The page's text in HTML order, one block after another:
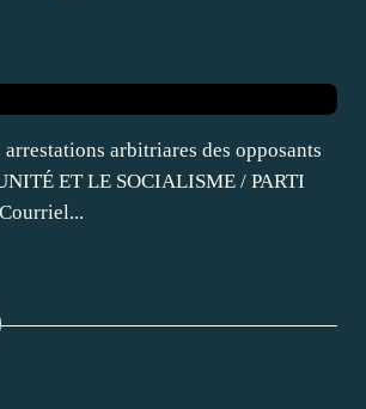
arbitriares des opposants
ET LE SOCIALISME / PARTI